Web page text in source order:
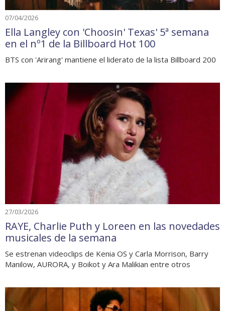
07/04/2026
Ella Langley con 'Choosin' Texas' 5ª semana
en el nº1 de la Billboard Hot 100
BTS con 'Arirang' mantiene el liderato de la lista Billboard 200
27/03/2026
RAYE, Charlie Puth y Loreen en las novedades
musicales de la semana
Se estrenan videoclips de Kenia OS y Carla Morrison, Barry
Manilow, AURORA, y Boikot y Ara Malikian entre otros